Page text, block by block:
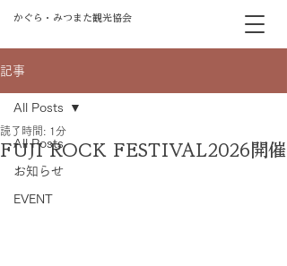
かぐら・みつまた観光協会
記事
All Posts
お知らせ
EVENT
All Posts
FUJI ROCK FESTIVAL2026開催
読了時間: 1分